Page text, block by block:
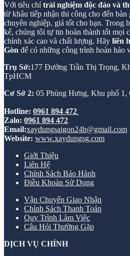
Với tiêu chítrải nghiệm độc đáo và
từ khâu tiếp nhận thi công cho đến
chuyên nghiệp, giá tốt cho bạn. Trong
kế, chúng tôi tự tin hoàn thành tốt mọi
chính xác cao và chất lượng. Hãy liên
Gòn để có những công trình hoàn hảo
Trụ Sở:177 Đường Trần Thị Trọng,
TpHCM
Cơ Sở 2: 05 Phùng Hưng, Khu phố
Hotline: 0961 894 472
Zalo: 0961 894 472
Email:xaydungsaigon24h@gmail.com
Website: www.xaydungsg.com
Giới Thiệu
Liên Hệ
Chính Sách Bảo Hành
Điều Khoản Sử Dụng
Vận Chuyển Giao Nhận
Chính Sách Thanh Toán
Quy Trình Làm Việc
Câu Hỏi Thường Gặp
DỊCH VỤ CHÍNH